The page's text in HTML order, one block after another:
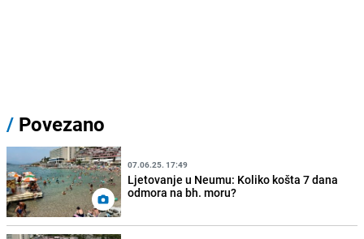
/ Povezano
07.06.25. 17:49
Ljetovanje u Neumu: Koliko košta 7 dana
odmora na bh. moru?